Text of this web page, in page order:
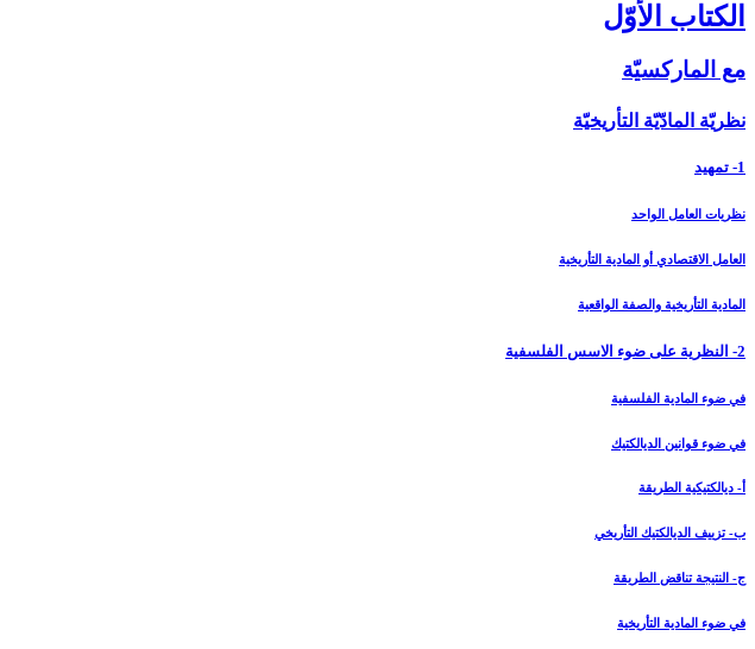
الكتاب الأوّل‏
مع الماركسيّة
نظريّة المادّيّة التأريخيّة
1- تمهيد
نظريات العامل الواحد
العامل الاقتصادي أو المادية التأريخية
المادية التأريخية والصفة الواقعية
2- النظرية على ضوء الاسس الفلسفية
في ضوء المادية الفلسفية
في ضوء قوانين الديالكتيك
أ- ديالكتيكية الطريقة
ب- تزييف الديالكتيك التأريخي
ج- النتيجة تناقض الطريقة
في ضوء المادية التأريخية